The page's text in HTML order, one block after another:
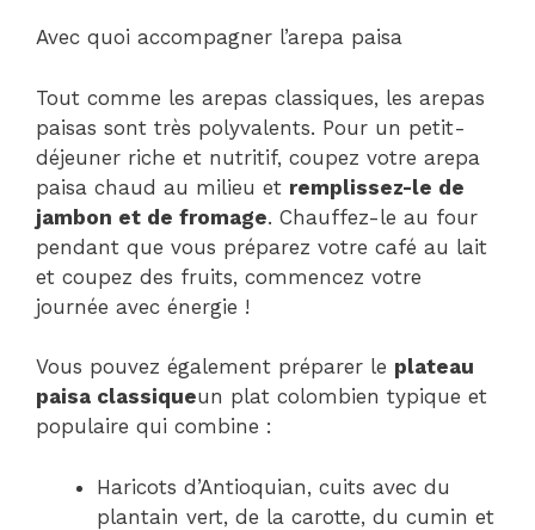
Avec quoi accompagner l’arepa paisa
Tout comme les arepas classiques, les arepas
paisas sont très polyvalents. Pour un petit-
déjeuner riche et nutritif, coupez votre arepa
paisa chaud au milieu et remplissez-le de
jambon et de fromage. Chauffez-le au four
pendant que vous préparez votre café au lait
et coupez des fruits, commencez votre
journée avec énergie !
Vous pouvez également préparer le plateau
paisa classiqueun plat colombien typique et
populaire qui combine :
Haricots d’Antioquian, cuits avec du
plantain vert, de la carotte, du cumin et